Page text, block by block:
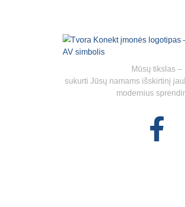
Mūsų tikslas –
sukurti Jūsų namams išskirtinį
modernius